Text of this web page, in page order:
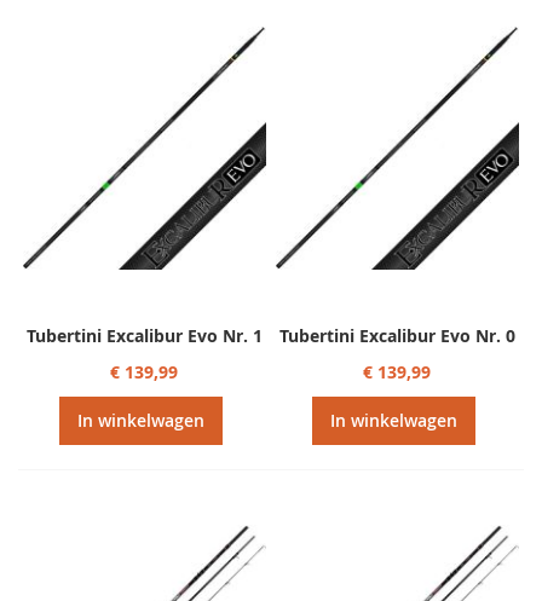
Tubertini Excalibur Evo Nr. 1
€ 139,99
In winkelwagen
Tubertini Excalibur Evo Nr. 0
€ 139,99
In winkelwagen